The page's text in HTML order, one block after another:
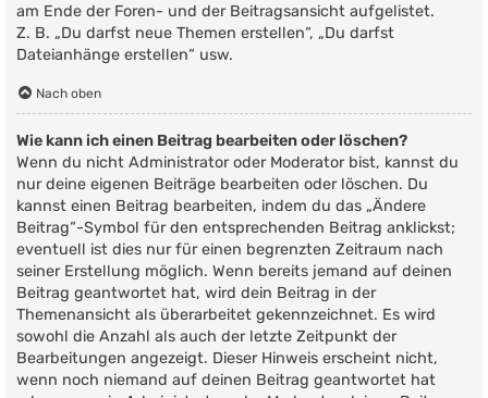
am Ende der Foren- und der Beitragsansicht aufgelistet.
Z. B. „Du darfst neue Themen erstellen“, „Du darfst
Dateianhänge erstellen“ usw.
Nach oben
Wie kann ich einen Beitrag bearbeiten oder löschen?
Wenn du nicht Administrator oder Moderator bist, kannst du
nur deine eigenen Beiträge bearbeiten oder löschen. Du
kannst einen Beitrag bearbeiten, indem du das „Ändere
Beitrag“-Symbol für den entsprechenden Beitrag anklickst;
eventuell ist dies nur für einen begrenzten Zeitraum nach
seiner Erstellung möglich. Wenn bereits jemand auf deinen
Beitrag geantwortet hat, wird dein Beitrag in der
Themenansicht als überarbeitet gekennzeichnet. Es wird
sowohl die Anzahl als auch der letzte Zeitpunkt der
Bearbeitungen angezeigt. Dieser Hinweis erscheint nicht,
wenn noch niemand auf deinen Beitrag geantwortet hat